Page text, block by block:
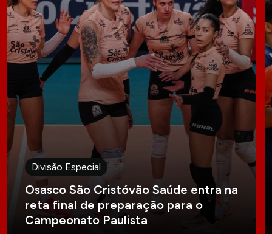
Divisão Especial
Osasco São Cristóvão Saúde entra na
reta final de preparação para o
Campeonato Paulista